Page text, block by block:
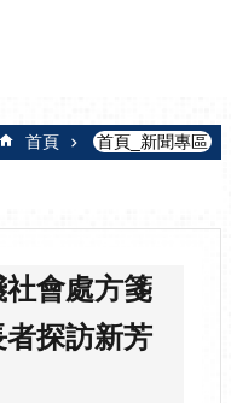
首頁 首頁_新聞專區
會處方箋
探訪新芳